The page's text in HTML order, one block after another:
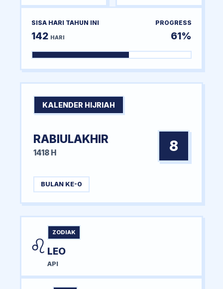
SISA HARI TAHUN INI
142 HARI
PROGRESS
61%
KALENDER HIJRIAH
RABIULAKHIR
1418 H 8
BULAN KE-0
♌
ZODIAK
LEO
API